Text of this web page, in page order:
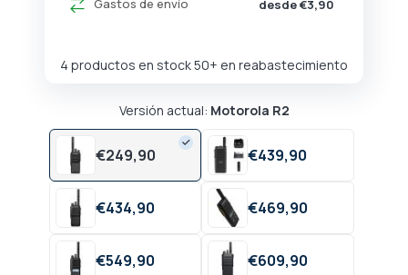
desde €3,90
4 productos en stock50+ en reabastecimiento
Versión actual: Motorola R2
€249,90 €439,90
€434,90 €469,90
€549,90 €609,90